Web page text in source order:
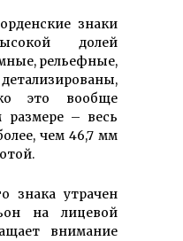
знаки
долей
рельефные,
это вообще
– весь
чем 46,7 мм
знака утрачен
на лицевой
внимание